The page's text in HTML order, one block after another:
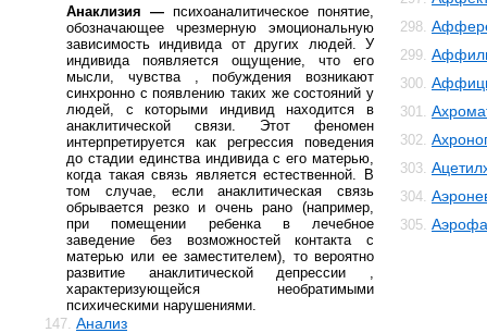
Анаклизия — психоаналитическое понятие,
обозначающее чрезмерную эмоциональную
зависимость индивида от других людей. У
индивида появляется ощущение, что его
мысли, чувства , побуждения возникают
синхронно с появлению таких же состояний у
людей, с которыми индивид находится в
анаклитической связи. Этот феномен
интерпретируется как регрессия поведения
до стадии единства индивида с его матерью,
когда такая связь является естественной. В
том случае, если анаклитическая связь
обрывается резко и очень рано (например,
при помещении ребенка в лечебное
заведение без возможностей контакта с
матерью или ее заместителем), то вероятно
развитие анаклитической депрессии ,
характеризующейся необратимыми
психическими нарушениями.
147. Анализ
298.
299.
300.
301.
302.
303.
304.
305.